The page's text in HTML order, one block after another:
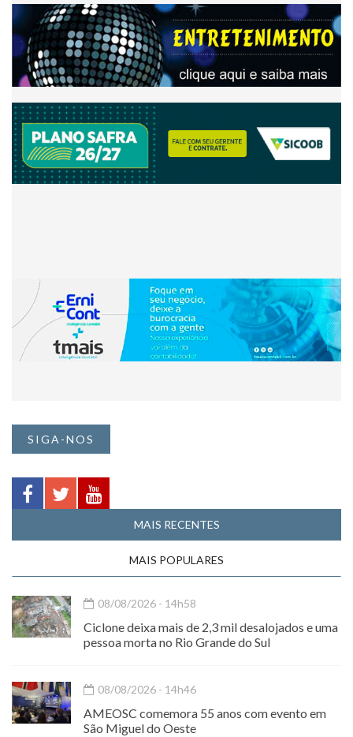
SIGA-NOS
MAIS RECENTES
MAIS POPULARES
08/08/2026 - 14h58
Ciclone deixa mais de 2,3 mil desalojados e uma
pessoa morta no Rio Grande do Sul
08/08/2026 - 14h46
AMEOSC comemora 55 anos com evento em
São Miguel do Oeste